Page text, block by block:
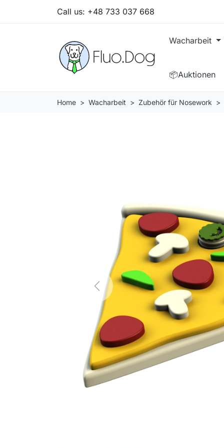
Call us: +48 733 037 668
Wacharbeit
📦Auktionen
Home Wacharbeit Zubehör für Nosework
Previous